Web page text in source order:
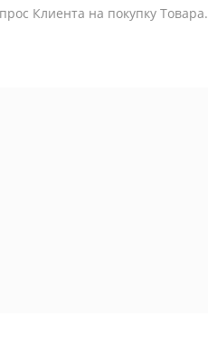
Клиента на покупку Товара.